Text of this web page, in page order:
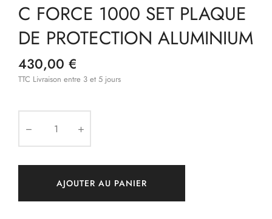
C FORCE 1000 SET PLAQUE
DE PROTECTION ALUMINIUM
430,00 €
TTC Livraison entre 3 et 5 jours
AJOUTER AU PANIER